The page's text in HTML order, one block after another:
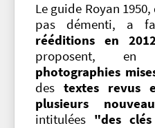
Le guide Royan
pas démenti, a
rééditions en
proposent, en
photographies
des textes revus
plusieurs
intitulées "des